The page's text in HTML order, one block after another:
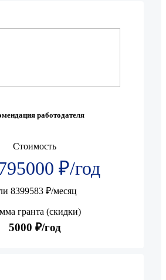
работодателя
Стоимость
₽/год
8399583 ₽/месяц
гранта (скидки)
5000 ₽/год